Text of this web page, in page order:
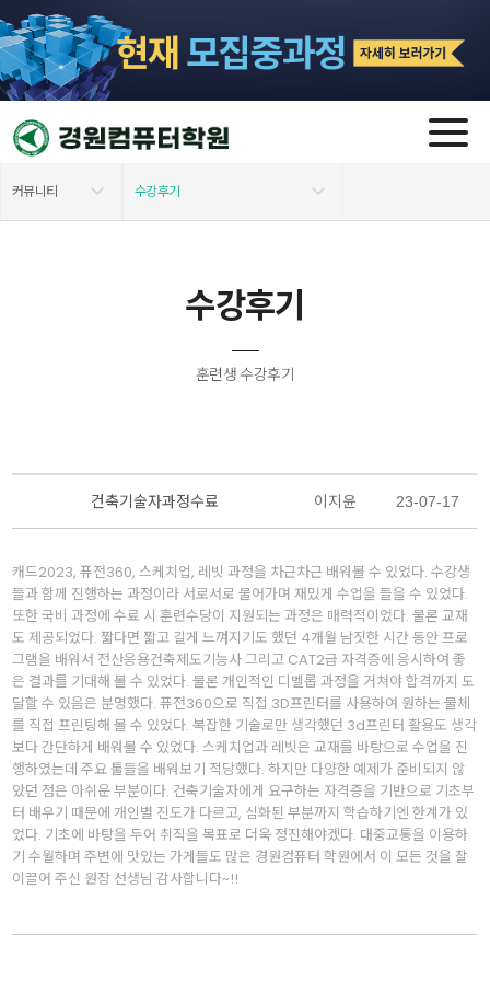
커뮤니티
커뮤니티
수강후기
포토갤러리&홍보영상
수강신청
수강후기
훈련생 수강후기
건축기술자과정수료 이지윤 23-07-17
캐드2023, 퓨전360, 스케치업, 레빗 과정을 차근차근 배워볼 수 있었다. 수강생
들과 함께 진행하는 과정이라 서로서로 물어가며 재밌게 수업을 들을 수 있었다.
또한 국비 과정에 수료 시 훈련수당이 지원되는 과정은 매력적이었다. 물론 교재
도 제공되었다. 짧다면 짧고 길게 느껴지기도 했던 4개월 남짓한 시간 동안 프로
그램을 배워서 전산응용건축제도기능사 그리고 CAT2급 자격증에 응시하여 좋
은 결과를 기대해 볼 수 있었다. 물론 개인적인 디벨롭 과정을 거쳐야 합격까지 도
달할 수 있음은 분명했다. 퓨전360으로 직접 3D프린터를 사용하여 원하는 물체
를 직접 프린팅해 볼 수 있었다. 복잡한 기술로만 생각했던 3d프린터 활용도 생각
보다 간단하게 배워볼 수 있었다. 스케치업과 레빗은 교재를 바탕으로 수업을 진
행하였는데 주요 툴들을 배워보기 적당했다. 하지만 다양한 예제가 준비되지 않
았던 점은 아쉬운 부분이다. 건축기술자에게 요구하는 자격증을 기반으로 기초부
터 배우기 때문에 개인별 진도가 다르고, 심화된 부분까지 학습하기엔 한계가 있
었다. 기초에 바탕을 두어 취직을 목표로 더욱 정진해야겠다. 대중교통을 이용하
기 수월하며 주변에 맛있는 가게들도 많은 경원컴퓨터 학원에서 이 모든 것을 잘
이끌어 주신 원장 선생님 감사합니다~!!